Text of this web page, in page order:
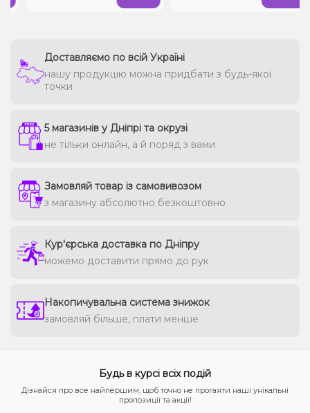
Доставляємо по всій Україні
нашу продукцію можна придбати з будь-якої
точки
5 магазинів у Дніпрі та окрузі
не тільки онлайн, а й поряд з вами
Замовляй товар із самовивозом
з магазину абсолютно безкоштовно
Кур'єрська доставка по Дніпру
можемо доставити прямо до рук
Накопичувальна система знижок
замовляй більше, плати менше
Будь в курсі всіх подій
Дізнайся про все найпершим, щоб точно не прогаяти наші унікальні
пропозиції та акції!